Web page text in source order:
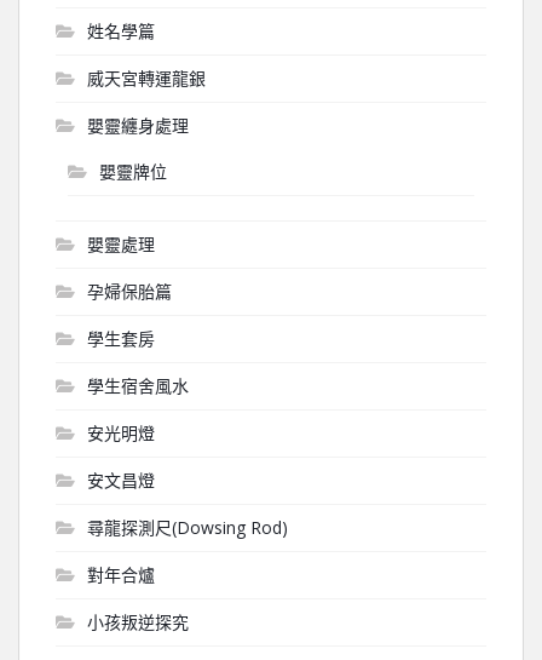
姓名學篇
威天宮轉運龍銀
嬰靈纏身處理
嬰靈牌位
嬰靈處理
孕婦保胎篇
學生套房
學生宿舍風水
安光明燈
安文昌燈
尋龍探測尺(Dowsing Rod)
對年合爐
小孩叛逆探究